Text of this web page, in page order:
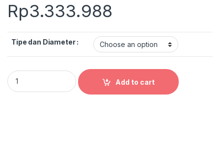
Rp3.333.988
Tipe dan Diameter :
Smart Multi jet Water Meter Non Valve quantity
Add to cart